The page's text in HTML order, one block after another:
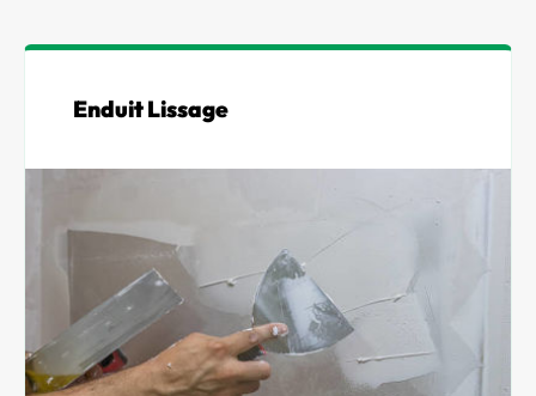
Enduit Lissage
L’entreprise
Nos activités
St-Laurent : 04 72 31 13 00
Mornant : 04 23 32 41 71
Contact